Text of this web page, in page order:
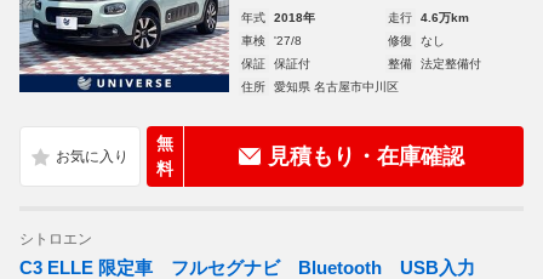
年式 2018年 走行
4.6万km
車検
'27/8 修復
なし
保証
保証付 整備
法定整備付
住所
愛知県 名古屋市中川区
無
料
見積もり・在庫確認
シトロエン
C3 ELLE 限定車 フルセグナビ Bluetooth USB入力